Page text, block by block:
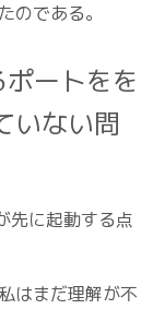
である。
ートをを
いない問
先に起動する点
はまだ理解が不